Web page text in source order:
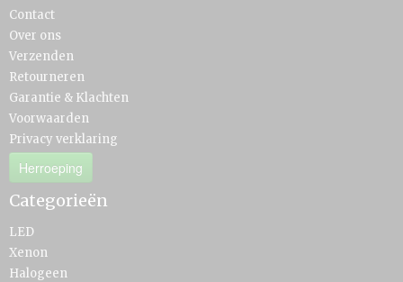
Contact
Over ons
Verzenden
Retourneren
Garantie & Klachten
Voorwaarden
Privacy verklaring
Herroeping
Categorieën
LED
Xenon
Halogeen